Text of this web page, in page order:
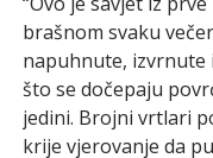
brašnom svaku
napuhnute, izvrnute
što se dočepaju
jedini. Brojni vrtlari
krije vjerovanje da